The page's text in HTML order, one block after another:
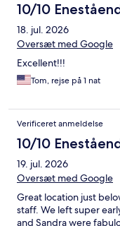
10/10
18. jul. 2026
Oversæt med Google
Excellent!!!
Tom, rejse på 1 nat
Verificeret anmeldelse
10/10
19. jul. 2026
Oversæt med Google
Great location just
staff. We left super
and Sandra were